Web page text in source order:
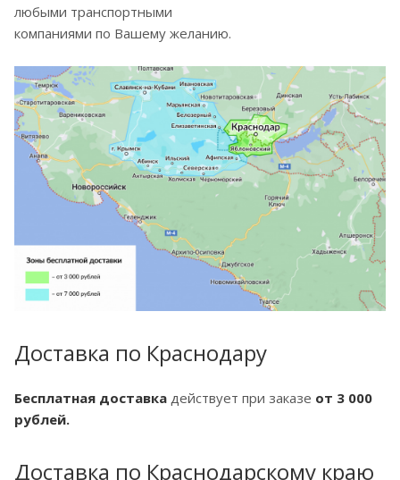
любыми транспортными
компаниями по Вашему желанию.
Доставка по Краснодару
Бесплатная доставка действует при заказе от 3 000
рублей.
Доставка по Краснодарскому краю